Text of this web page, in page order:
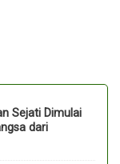
Sejati Dimulai
dari